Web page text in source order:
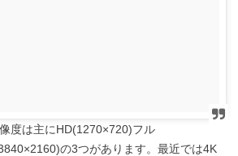
度は主にHD(1270×720)フル
の3つがあります。最近では4K